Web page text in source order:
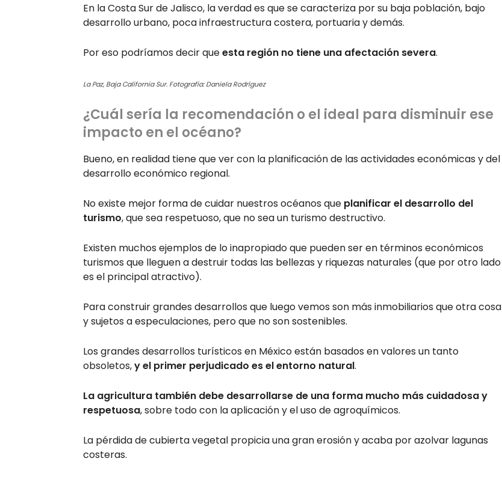
En la Costa Sur de Jalisco, la verdad es que se caracteriza por su baja población, bajo
desarrollo urbano, poca infraestructura costera, portuaria y demás.
Por eso podríamos decir queesta región no tiene una afectación severa.
La Paz, Baja California Sur. Fotografía: Daniela Rodríguez
¿Cuál sería la recomendación o el ideal para disminuir ese
impacto en el océano?
Bueno, en realidad tiene que ver con la planificación de las actividades económicas y del
desarrollo económico regional.
No existe mejor forma de cuidar nuestros océanos que planificar el desarrollo del
turismo, que sea respetuoso, que no sea un turismo destructivo.
Existen muchos ejemplos de lo inapropiado que pueden ser en términos económicos
turismos que lleguen a destruir todas las bellezas y riquezas naturales (que por otro lado
es el principal atractivo).
Para construir grandes desarrollos que luego vemos son más inmobiliarios que otra cosa
y sujetos a especulaciones, pero que no son sostenibles.
Los grandes desarrollos turísticos en México están basados en valores un tanto
obsoletos,y el primer perjudicado es el entorno natural.
La agricultura también debe desarrollarse de una forma mucho más cuidadosa y
respetuosa, sobre todo con la aplicación y el uso de agroquímicos.
La pérdida de cubierta vegetal propicia una gran erosión y acaba por azolvar lagunas
costeras.